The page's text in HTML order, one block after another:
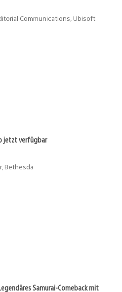
Communications, Ubisoft
jetzt verfügbar
Bethesda
Samurai-Comeback mit